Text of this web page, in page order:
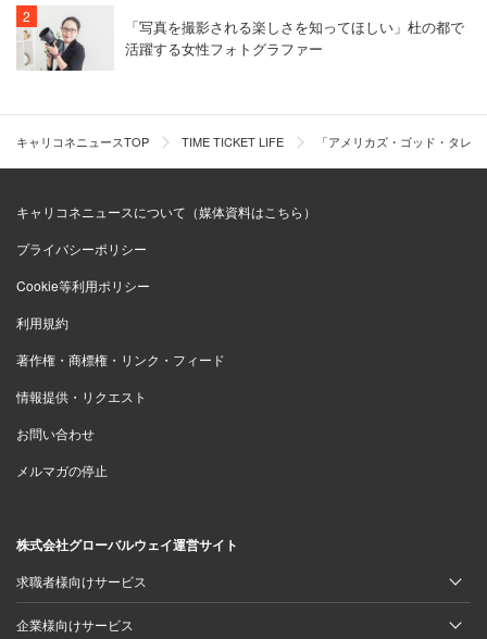
体験会をしたりする予定です。
――ダブルダッチとの出会いはいつですか？
僕はもともと小学生から高校生までサッカーをやっていま
した。スポーツが大好きで、プロを目指して一生懸命頑張
っていたのですが、高校の引退試合のレギュラーに入れ
した。そんな時に自分の高校で芸術鑑賞会というものがあ
り、様々なパフォーマーさんがいらっしゃりパフォーマン
スを見せてくれる機会がありました。そこにダブルダッチ
のパフォーマーの方がたまたまいらしたんです。それを見
ッチをやって世界一を目指そうと思ったのがきっかけで
す。
――大学進学後について教えてください。
日体大は体育大学ですが、ダブルダッチでも世界レベルだ
と知って、そこで絶対世界一になってやると思い、覚悟を
「写真を撮影される楽しさを知ってほしい」杜の都で
活躍する女性フォトグラファー
キャリコネニュースTOP TIME TICKET LIFE 「アメリカズ・ゴッド・タレ
キャリコネニュースについて（媒体資料はこちら）
プライバシーポリシー
Cookie等利用ポリシー
利用規約
著作権・商標権・リンク・フィード
情報提供・リクエスト
お問い合わせ
メルマガの停止
株式会社グローバルウェイ運営サイト
求職者様向けサービス
企業様向けサービス